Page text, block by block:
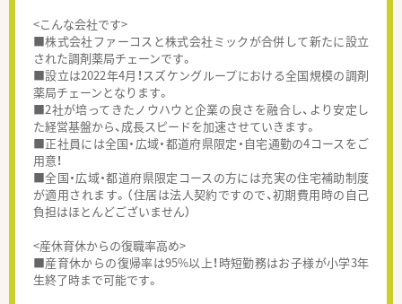
<こんな会社です>
■株式会社ファーコスと株式会社ミックが合併して新たに設立
された調剤薬局チェーンです。
■設立は2022年4月！スズケングループにおける全国規模の調剤
薬局チェーンとなります。
■2社が培ってきたノウハウと企業の良さを融合し、より安定し
た経営基盤から、成長スピードを加速させていきます。
■正社員には全国・広域・都道府県限定・自宅通勤の4コースをご
用意！
■全国・広域・都道府県限定コースの方には充実の住宅補助制度
が適用されます。（住居は法人契約ですので、初期費用時の自己
負担はほとんどございません）
<産休育休からの復職率高め>
■産育休からの復帰率は95%以上！時短勤務はお子様が小学3年
生終了時まで可能です。